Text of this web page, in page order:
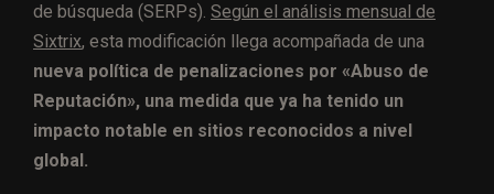
de búsqueda (SERPs). Según el análisis mensual de
Sixtrix, esta modificación llega acompañada de una
nueva política de penalizaciones por «Abuso de
Reputación», una medida que ya ha tenido un
impacto notable en sitios reconocidos a nivel
global.